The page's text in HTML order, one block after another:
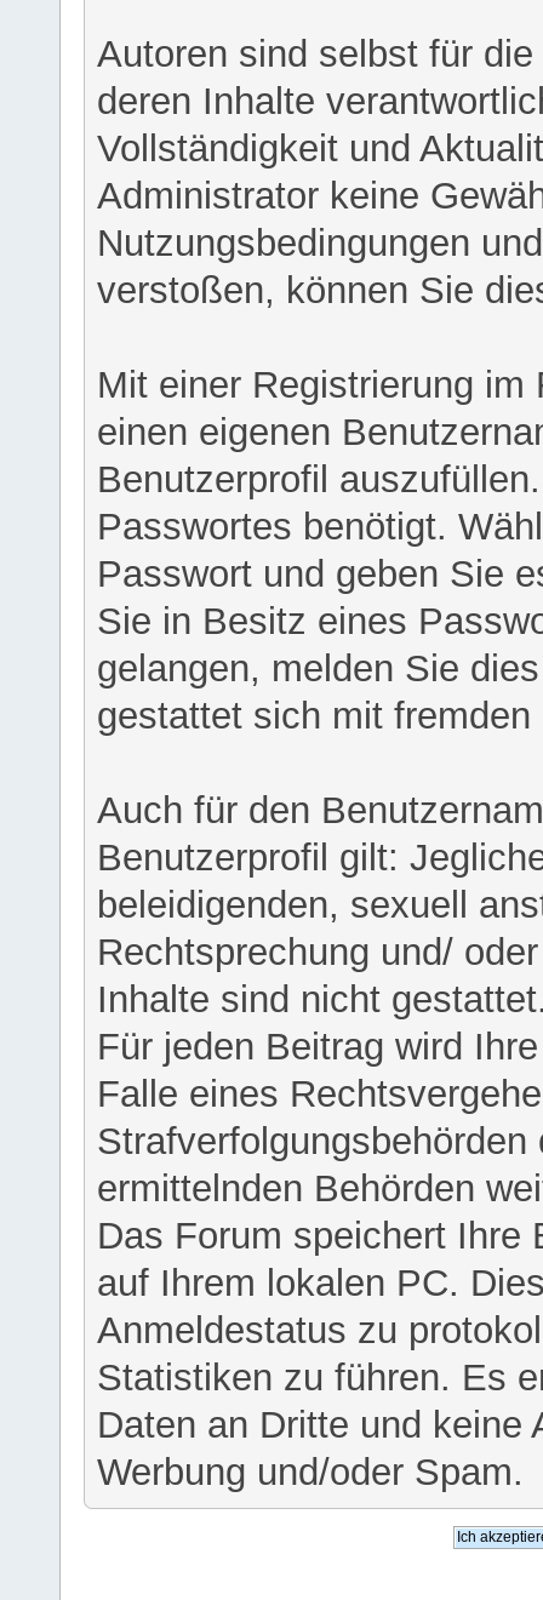
Autoren sind selbst für
deren Inhalte
Vollständigkeit und
Administrator keine
Nutzungsbedingungen
verstoßen, können Sie
Mit einer Registrierung
einen eigenen
Benutzerprofil
Passwortes benötigt.
Passwort und geben Sie
Sie in Besitz eines
gelangen, melden Sie
gestattet sich mit
Auch für den
Benutzerprofil gilt:
beleidigenden, sexuell
Rechtsprechung und/
Inhalte sind nicht
Für jeden Beitrag wird
Falle eines
ermittelnden Behörden
Das Forum speichert Ihre
auf Ihrem lokalen PC.
Anmeldestatus zu
Statistiken zu führen. Es
Daten an Dritte und keine
Werbung und/oder Spam.